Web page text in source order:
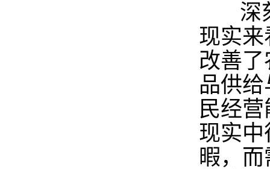
深
现实
改善
品供
民经
现实
暇，